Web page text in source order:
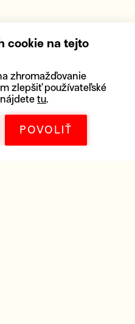
cookie na tejto
zhromažďovanie
zlepšiť používateľské
tu.
POVOLIŤ